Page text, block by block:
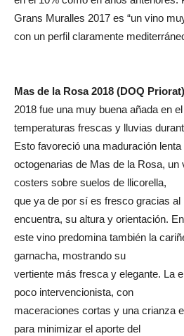
Grans Muralles 2017 es “un vino
con un perfil claramente
Mas de la Rosa 2018 (DOQ Priorat)
2018 fue una muy buena añada en
temperaturas frescas y lluvias
Esto favoreció una maduración
octogenarias de Mas de la Rosa, un
costers sobre suelos de llicorella,
que ya de por sí es fresco gracias al
encuentra, su altura y orientación. En
este vino predomina también la
garnacha, mostrando su
vertiente más fresca y elegante. La
poco intervencionista, con
maceraciones cortas y una crianza
para minimizar el aporte del